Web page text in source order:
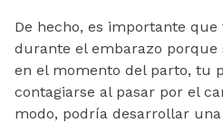
De hecho, es importante
durante el embarazo porque
en el momento del parto, tu
contagiarse al pasar por el
modo, podría desarrollar